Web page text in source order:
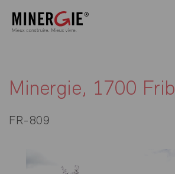
Minergie, 1700
FR-809